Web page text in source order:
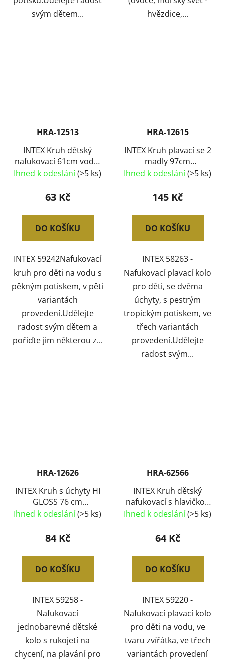
svým dětem...
hvězdice,...
HRA-12513
INTEX Kruh dětský
nafukovací 61cm vodní
svět plavací kolo do
Ihned k odeslání(>5 ks)
63 Kč
DO KOŠÍKU
INTEX 59242Nafukovací
kruh pro děti na vodu s
pěkným potiskem, v pěti
variantách
provedení.Udělejte
radost svým dětem a
pořiďte jim některou z...
HRA-12615
INTEX Kruh plavací se 2
madly 97cm
nafukovací kolo do
Ihned k odeslání(>5 ks)
145 Kč
DO KOŠÍKU
INTEX 58263 -
Nafukovací plavací kolo
pro děti, se dvěma
úchyty, s pestrým
tropickým potiskem, ve
třech variantách
provedení.Udělejte
radost svým...
HRA-12626
INTEX Kruh s úchyty HI
GLOSS 76 cm
NAFUKOVACÍ KOLO do
Ihned k odeslání(>5 ks)
84 Kč
DO KOŠÍKU
INTEX 59258 -
Nafukovací
jednobarevné dětské
kolo s rukojetí na
chycení, na plavání pro
HRA-62566
INTEX Kruh dětský
nafukovací s hlavičkou
zvířátka do vody 3
Ihned k odeslání(>5 ks)
64 Kč
DO KOŠÍKU
INTEX 59220 -
Nafukovací plavací kolo
pro děti na vodu, ve
tvaru zvířátka, ve třech
variantách provedení